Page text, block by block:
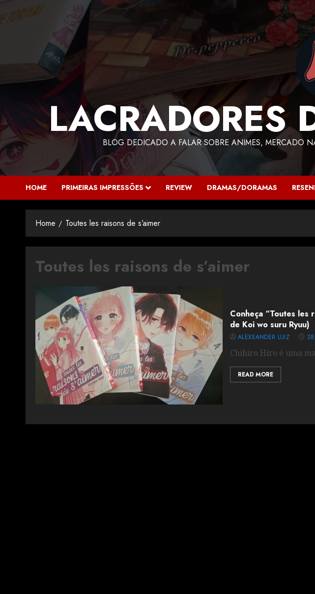
LACRADORES
BLOG DEDICADO A FALAR SOBRE ANIMES, MERCADO
HOME PRIMEIRAS IMPRESSÕES REVIEW DRAMAS/DORAMAS
Home Toutes les raisons de s’aimer
Toutes les raisons de s’aimer
Conheça “Toutes les
de Koi wo suru Ryuu)
ALEXSANDER LUIZ
Chihiro Hiro é uma
READ MORE